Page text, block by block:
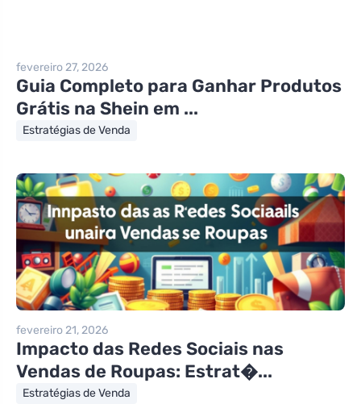
fevereiro 27, 2026
Guia Completo para Ganhar Produtos
Grátis na Shein em ...
Estratégias de Venda
fevereiro 21, 2026
Impacto das Redes Sociais nas
Vendas de Roupas: Estrat�...
Estratégias de Venda